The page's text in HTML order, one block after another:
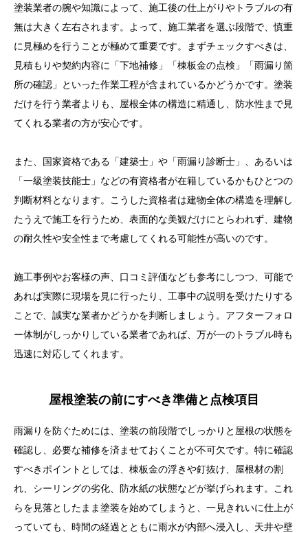
塗装業者の腕や知識によって、施工後の仕上がりやトラブルの有
無は大きく左右されます。よって、施工業者を選ぶ段階で、慎重
に見極めを行うことが極めて重要です。まずチェックすべきは、
見積もりや契約内容に「下地補修」「棟板金の点検」「雨漏り箇
所の確認」といった作業工程が含まれているかどうかです。塗装
だけを行う業者よりも、屋根全体の構造に精通し、防水性まで見
てくれる業者の方が安心です。
また、国家資格である「建築士」や「雨漏り診断士」、あるいは
「一級塗装技能士」などの有資格者が在籍しているかもひとつの
判断材料となります。こうした資格者は建物全体の構造を理解し
たうえで施工を行うため、表面的な美観だけにとらわれず、建物
の耐久性や安全性まで考慮してくれる可能性が高いのです。
施工事例やお客様の声、口コミ評価なども参考にしつつ、可能で
あれば実際に現場を見に行ったり、工事中の説明を受けたりする
ことで、誠実な業者かどうかを判断しましょう。アフターフォロ
ー体制がしっかりしている業者であれば、万が一のトラブル時も
迅速に対応してくれます。
屋根塗装の前にすべき準備と点検項目
雨漏りを防ぐためには、塗装の前段階でしっかりと屋根の状態を
確認し、必要な補修を済ませておくことが不可欠です。特に確認
すべきポイントとしては、棟板金の浮きや釘抜け、屋根材の割
れ、シーリングの劣化、防水紙の状態などが挙げられます。これ
らを見落としたまま塗装を始めてしまうと、一見きれいに仕上が
っていても、時間の経過とともに雨水が内部へ浸入し、天井や壁
雨漏りの主な原因とは？塗装作業が影響するポイント
雨漏り発生時に確認すべきポイント
屋根塗装の前にすべき準備と点検項目
雨漏りしてしまった場合の正しい対処方法
頼」が鍵